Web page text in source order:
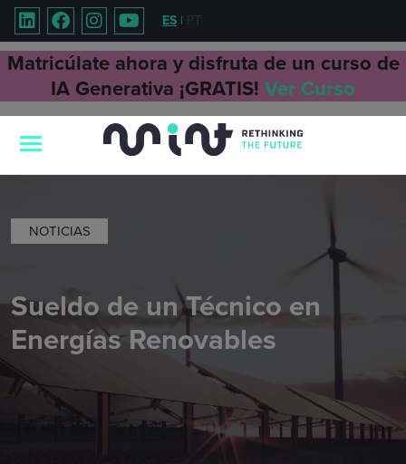
ES | PT
Matricúlate ahora y disfruta de un curso de
IA Generativa ¡GRATIS! Ver Curso
NOTICIAS
Sueldo de un Técnico en
Energías Renovables